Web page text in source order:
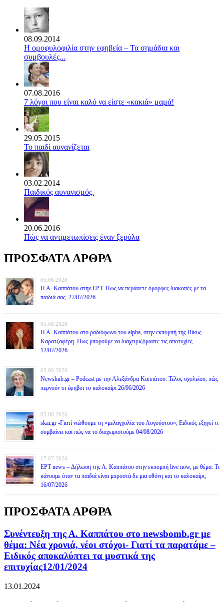
08.09.2014
Η ομοφυλοφιλία στην εφηβεία – Τα σημάδια και
συμβουλές...
07.08.2016
7 λόγοι που είναι καλό να είστε «κακιά» μαμά!
29.05.2015
Το παιδί αυνανίζεται
03.02.2014
Παιδικός αυνανισμός.
20.06.2016
Πώς να αντιμετωπίσεις έναν ξερόλα
ΠΡΟΣΦΑΤΑ ΑΡΘΡΑ
05.08.2026
Η Α. Καππάτου στην ΕΡΤ. Πως να περάσετε όμορφες διακοπές με τα
παιδιά σας. 27/07/2026
05.08.2026
Η Α. Καππάτου στο ραδιόφωνο του alpha, στην εκπομπή της Βίκυς
Καρατζαφέρη. Πως μπορούμε να διαχειριζόμαστε τις αποτυχίες
12/07/2026
05.08.2026
Newshub.gr – Podcast με την Αλεξάνδρα Καππάτου: Τέλος σχολείου, πώς
περνούν οι έφηβοι το καλοκαίρι 26/06/2026
05.08.2026
skai.gr -Γιατί νιώθουμε τη «μελαγχολία του Αυγούστου»; Ειδικός εξηγεί τι
συμβαίνει και πώς να το διαχειριστούμε 04/08/2026
17.07.2026
ΕΡΤ news – Δήλωση της Α. Καππάτου στην εκπομπή live now, με θέμα: Τι
κάνουμε όταν τα παιδιά είναι μπροστά δε μια οθόνη και το καλοκαίρι;
16/07/2026
ΠΡΟΣΦΑΤΑ ΑΡΘΡΑ
Συνέντευξη της Α. Καππάτου στο newsbomb.gr με
θέμα: Νέα χρονιά, νέοι στόχοι- Γιατί τα παρατάμε –
Ειδικός αποκαλύπτει τα μυστικά της
επιτυχίας12/01/2024
13.01.2024